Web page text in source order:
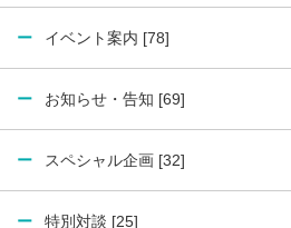
イベント案内 [78]
お知らせ・告知 [69]
スペシャル企画 [32]
特別対談 [25]